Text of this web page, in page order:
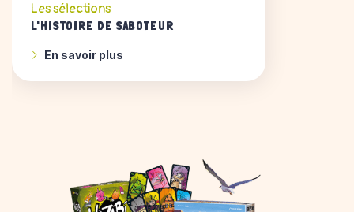
Les sélections
L'HISTOIRE DE SABOTEUR
En savoir plus